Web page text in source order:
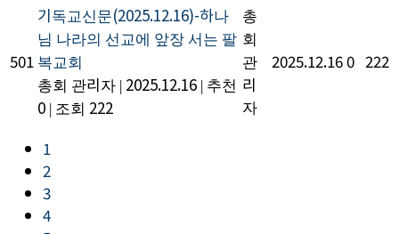
501
기독교신문(2025.12.16)-하나
님 나라의 선교에 앞장 서는 팔
복교회
총회 관리자 | 2025.12.16 | 추천
0 | 조회 222
총
회
관
리
자
2025.12.160 222
1
2
3
4